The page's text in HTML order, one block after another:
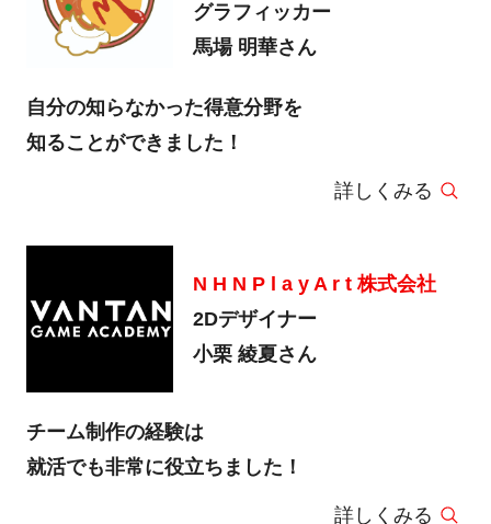
グラフィッカー
馬場 明華さん
自分の知らなかった得意分野を
知ることができました！
詳しくみる
N H N P l a y A r t 株式会社
2Dデザイナー
小栗 綾夏さん
チーム制作の経験は
就活でも非常に役立ちました！
詳しくみる